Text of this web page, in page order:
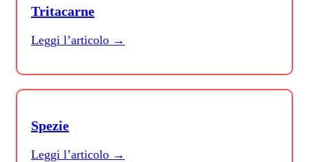
Tritacarne
Leggi l’articolo →
Spezie
Leggi l’articolo →